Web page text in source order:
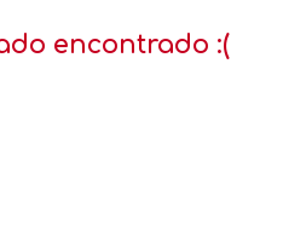
encontrado :(